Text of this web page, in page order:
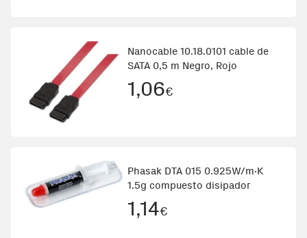
Nanocable 10.18.0101 cable de
SATA 0,5 m Negro, Rojo
1,06€
Phasak DTA 015 0.925W/m·K
1.5g compuesto disipador
1,14€